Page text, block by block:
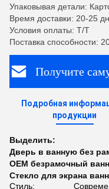
Упаковывая детали:
Время доставки: 20-25
Условия оплаты: T/T
Поставка способности:
Получите
Подробная
продукции
Выделить:
Дверь в ванную без
OEM безрамочный
Стекло для экрана
Стиль: